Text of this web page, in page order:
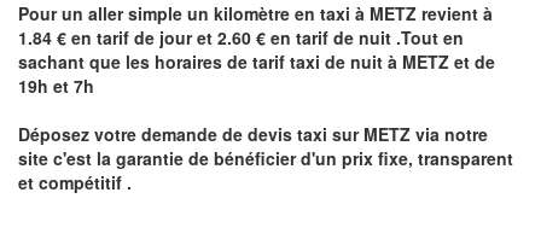
Pour un aller simple un kilomètre en taxi à METZ revient à
1.84 € en tarif de jour et 2.60 € en tarif de nuit .Tout en
sachant que les horaires de tarif taxi de nuit à METZ et de
19h et 7h
Déposez votre demande de devis taxi sur METZ via notre
site c'est la garantie de bénéficier d'un prix fixe, transparent
et compétitif .